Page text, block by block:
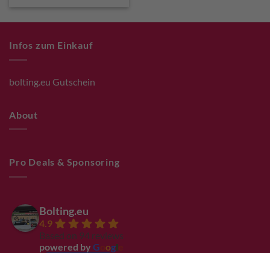
Infos zum Einkauf
bolting.eu Gutschein
About
Pro Deals & Sponsoring
Bolting.eu
4.9
Based on 94 reviews
powered by G ogl